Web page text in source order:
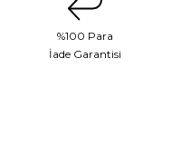
%100 Para
İade Garantisi